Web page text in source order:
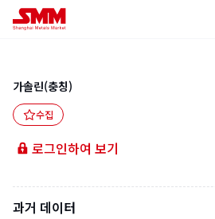
가솔린(충칭)
수집
로그인하여 보기
과거 데이터